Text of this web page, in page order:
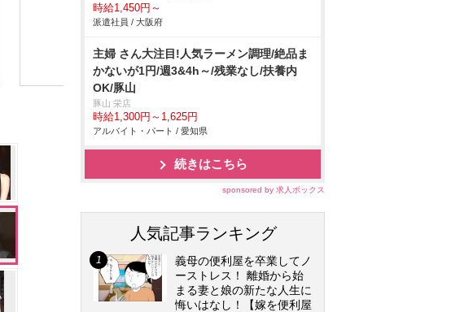
時給1,450円～
派遣社員 / 大阪府
主婦 さん大注目!人気ラーメン調理/絶品ま
かないが1円/週3&4h～/残業なし/扶養内
OK/豚山
豚山 栄店
時給1,300円～1,625円
アルバイト・パート / 愛知県
続きはこちら
sponsored by 求人ボックス
人気記事ランキング
義母の便利屋を卒業してノ
ーストレス！ 離婚から始
まる妻と娘の新たな人生に
悔いはなし！【嫁を便利屋